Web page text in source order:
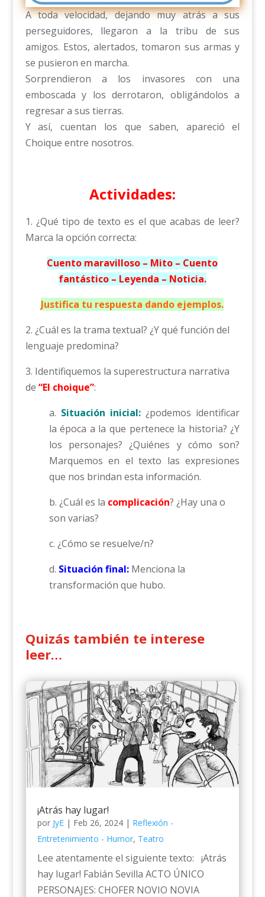
A toda velocidad, dejando muy atrás a sus
perseguidores, llegaron a la tribu de sus
amigos. Estos, alertados, tomaron sus armas y
se pusieron en marcha.
Sorprendieron a los invasores con una
emboscada y los derrotaron, obligándolos a
regresar a sus tierras.
Y así, cuentan los que saben, apareció el
Choique entre nosotros.
Actividades:
1. ¿Qué tipo de texto es el que acabas de leer?
Marca la opción correcta:
Cuento maravilloso – Mito – Cuento
fantástico – Leyenda – Noticia.
Justifica tu respuesta dando ejemplos.
2. ¿Cuál es la trama textual? ¿Y qué función del
lenguaje predomina?
3. Identifiquemos la superestructura narrativa
de “El choique”:
a. Situación inicial: ¿podemos identificar
la época a la que pertenece la historia? ¿Y
los personajes? ¿Quiénes y cómo son?
Marquemos en el texto las expresiones
que nos brindan esta información.
b. ¿Cuál es la complicación? ¿Hay una o
son varias?
c. ¿Cómo se resuelve/n?
d. Situación final: Menciona la
transformación que hubo.
Quizás también te interese
leer…
¡Atrás hay lugar!
por JyE| Feb 26, 2024| Reflexión -
Entretenimiento - Humor, Teatro
Lee atentamente el siguiente texto: ¡Atrás
hay lugar! Fabián Sevilla ACTO ÚNICO
PERSONAJES: CHOFER NOVIO NOVIA